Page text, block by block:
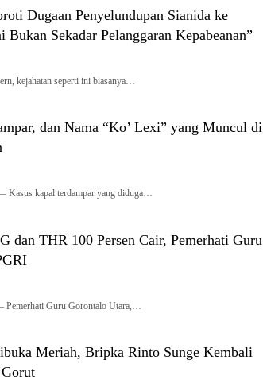
Dugaan Penyelundupan Sianida ke
Sekadar Pelanggaran Kepabeanan”
kejahatan seperti ini biasanya…
dan Nama “Ko’ Lexi” yang Muncul di
Kasus kapal terdampar yang diduga…
dan THR 100 Persen Cair, Pemerhati Guru
Pemerhati Guru Gorontalo Utara,…
Meriah, Bripka Rinto Sunge Kembali